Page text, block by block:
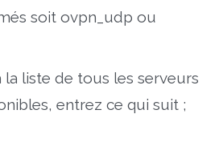
soit ovpn_udp ou
la liste de tous les serveurs
entrez ce qui suit ;